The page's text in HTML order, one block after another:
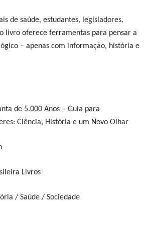
de saúde, estudantes, legisladores,
livro oferece ferramentas para pensar a
– apenas com informação, história e
de 5.000 Anos – Guia para
Ciência, História e um Novo Olhar
Livros
/ Saúde / Sociedade